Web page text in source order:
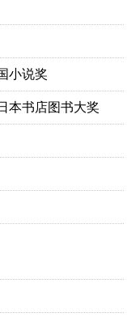
小说奖
本书店图书大奖